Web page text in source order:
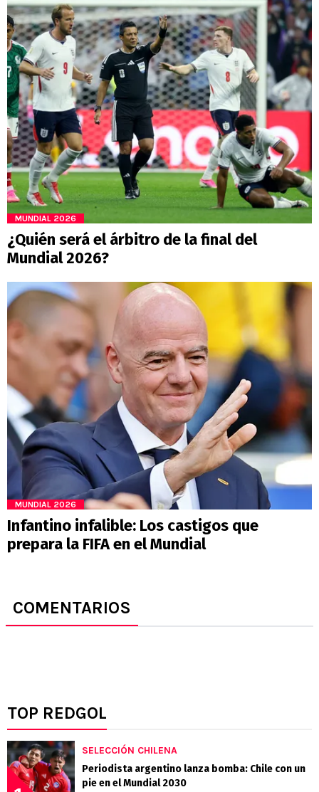
MUNDIAL 2026
¿Quién será el árbitro de la final del
Mundial 2026?
MUNDIAL 2026
Infantino infalible: Los castigos que
prepara la FIFA en el Mundial
COMENTARIOS
TOP REDGOL
SELECCIÓN CHILENA
Periodista argentino lanza bomba: Chile con un
pie en el Mundial 2030